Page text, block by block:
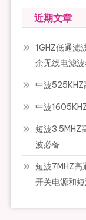
近期文章
1GHZ低通滤
余无线电滤
中波525KHZ
中波
短波3.5MHZ
波必备
短波7MHZ高
开关电源和